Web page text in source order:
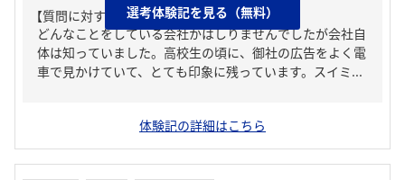
【質問に対する回答1】
どんなことをしている会社かはしりませんでしたが会社自
体は知っていました。高校生の頃に、御社の広告をよく電
車で見かけていて、とても印象に残っています。スイミ...
選考体験記を見る（無料）
体験記の詳細はこちら